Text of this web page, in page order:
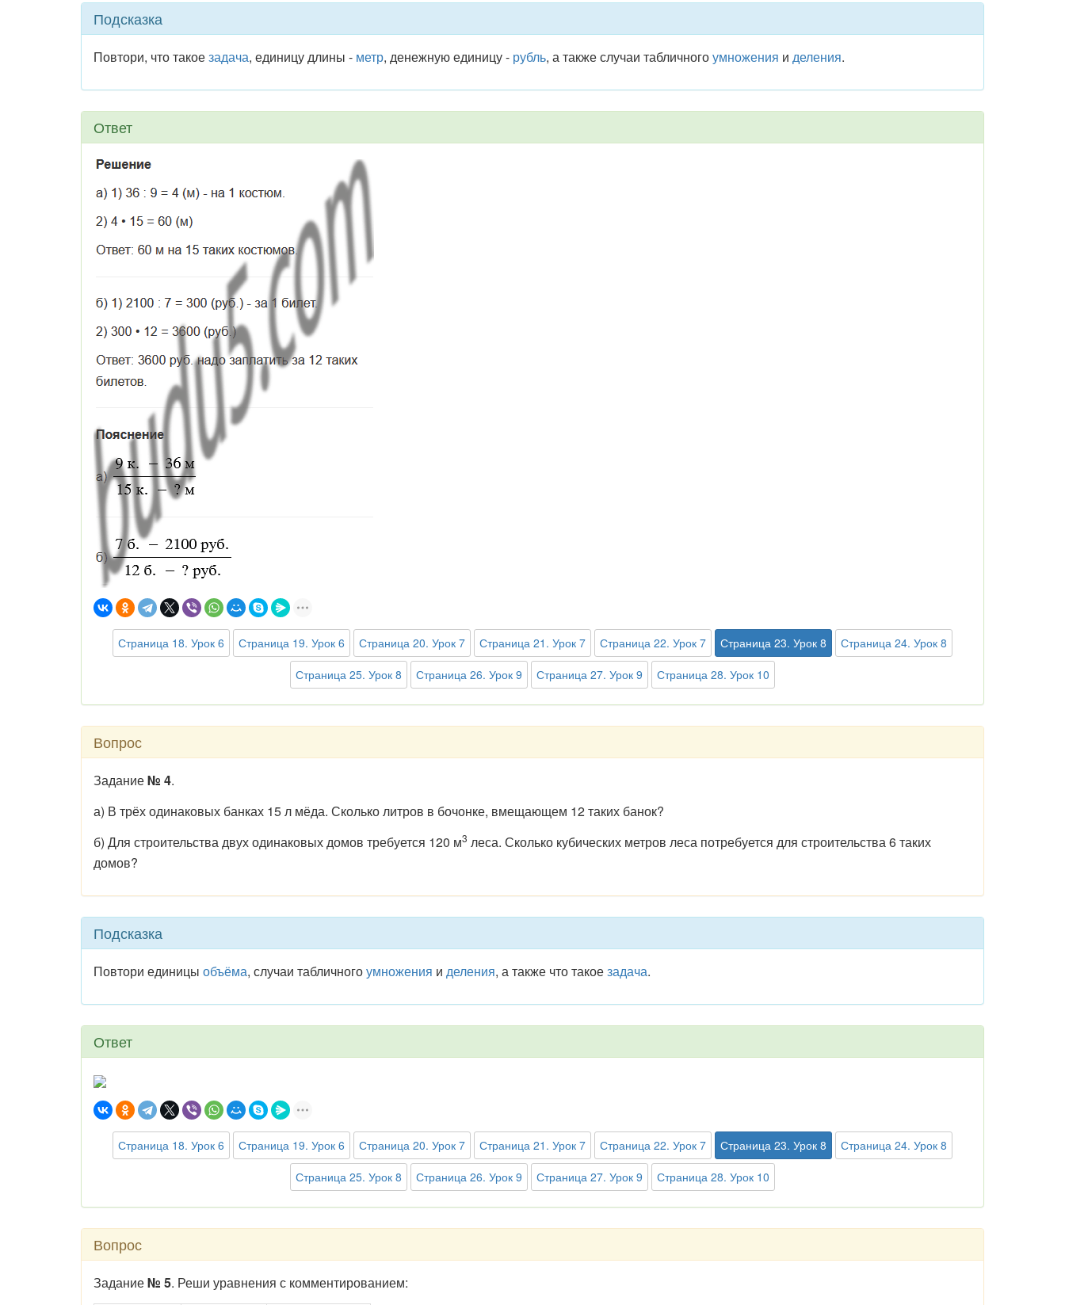
Подсказка
Повтори, что такоезадача, единицу длины - метр, денежную единицу - рубль, а также случаи табличногоумножения и деления.
Ответ
Страница 18. Урок 6 Страница 19. Урок 6 Страница 20. Урок 7 Страница 21. Урок 7 Страница 22. Урок 7 Страница 23. Урок 8
Страница 24. Урок 8
Страница 25. Урок 8
Страница 26. Урок 9 Страница 27. Урок 9 Страница 28. Урок 10
Вопрос
Задание№ 4.
а) В трёх одинаковых банках 15 л мёда. Сколько литров в бочонке, вмещающем 12 таких банок?
б) Для строительства двух одинаковых домов требуется 120 м3 леса. Сколько кубических метров леса потребуется для строительства 6 таких
домов?
Подсказка
Повтори единицы объёма, случаи табличногоумножения и деления, а также что такоезадача.
Ответ
Страница 18. Урок 6 Страница 19. Урок 6 Страница 20. Урок 7 Страница 21. Урок 7 Страница 22. Урок 7 Страница 23. Урок 8
Страница 24. Урок 8
Страница 25. Урок 8
Страница 26. Урок 9 Страница 27. Урок 9 Страница 28. Урок 10
Вопрос
Задание№ 5. Реши уравнения с комментированием: